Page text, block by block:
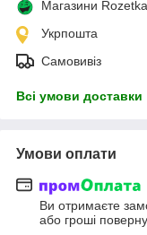
Магазини Rozetka
Укрпошта
Самовивіз
Всі умови доставки
Умови оплати
Ви отримаєте
або гроші